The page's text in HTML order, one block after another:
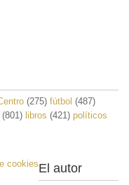
(275) fútbol (487)
(801) libros (421) políticos
cookiesEl autor